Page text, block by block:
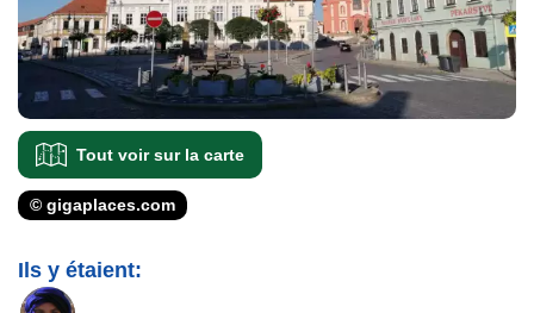
Tout voir sur la carte
© gigaplaces.com
Ils y étaient: